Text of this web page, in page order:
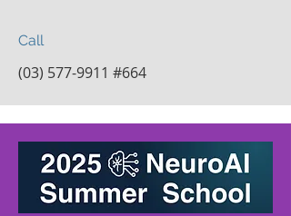
Call
(03) 577-9911 #664